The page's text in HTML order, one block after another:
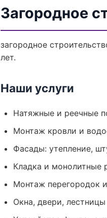
Загородное
загородное
лет.
Наши услуги
Натяжные и реечные
Монтаж кровли и
Фасады: утепление,
Кладка и монолитные
Монтаж перегородок
Окна, двери, лестницы